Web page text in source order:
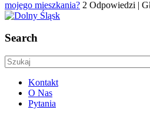
mojego mieszkania? 2 Odpowiedzi |
Search
Kontakt
O Nas
Pytania